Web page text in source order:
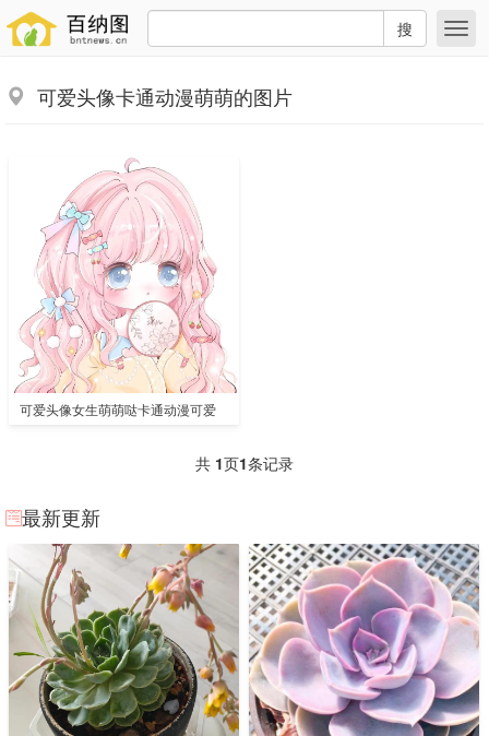
搜
可爱头像卡通动漫萌萌的图片
可爱头像女生萌萌哒卡通动漫可爱
共 1页1条记录
最新更新